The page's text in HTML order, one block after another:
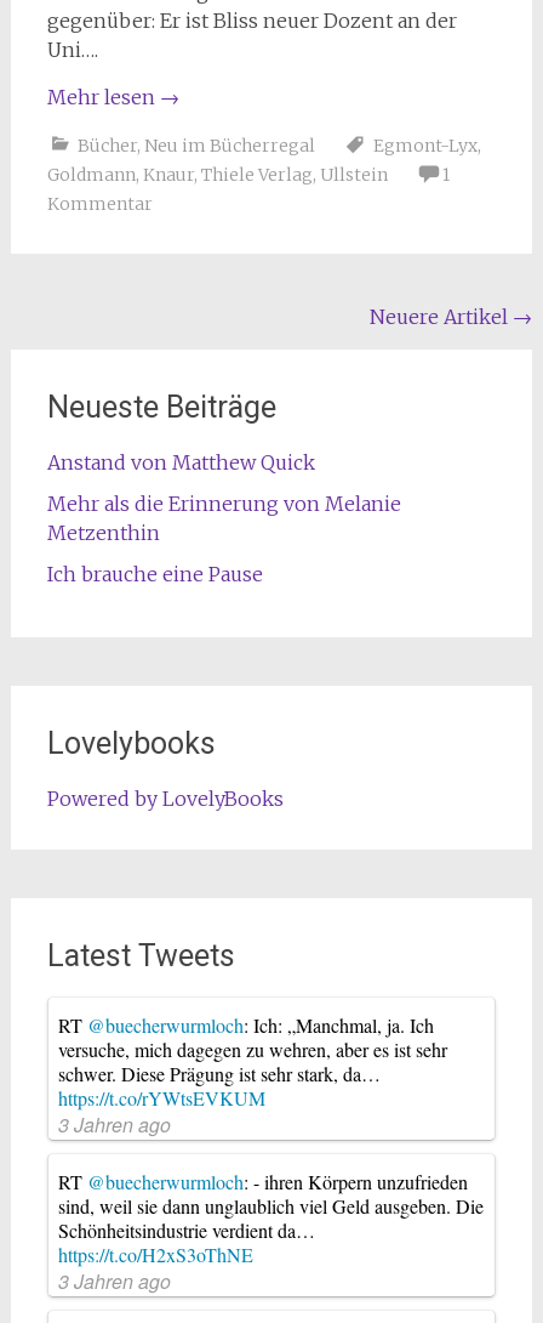
gegenüber: Er ist Bliss neuer Dozent an der
Uni….
Mehr lesen →
Bücher, Neu im Bücherregal Egmont-Lyx,
Goldmann, Knaur, Thiele Verlag, Ullstein
1
Kommentar
Neuere Artikel →
Neueste Beiträge
Anstand von Matthew Quick
Mehr als die Erinnerung von Melanie
Metzenthin
Ich brauche eine Pause
Lovelybooks
Powered by LovelyBooks
Latest Tweets
RT @buecherwurmloch: Ich: „Manchmal, ja. Ich
versuche, mich dagegen zu wehren, aber es ist sehr
schwer. Diese Prägung ist sehr stark, da…
https://t.co/rYWtsEVKUM
3 Jahren ago
RT @buecherwurmloch: - ihren Körpern unzufrieden
sind, weil sie dann unglaublich viel Geld ausgeben. Die
Schönheitsindustrie verdient da…
https://t.co/H2xS3oThNE
3 Jahren ago